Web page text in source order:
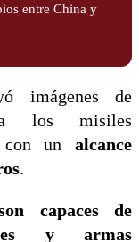
entre China y
imágenes de
los misiles
un alcance
.
capaces de
y armas